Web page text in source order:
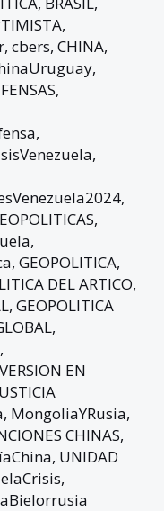
,
,cbers,CHINA,
,
,
,
,
,
,
,
,GEOPOLITICA,
DEL ARTICO,
,GEOPOLITICA
,
,
EN
, MongoliaYRusia,
CHINAS,
, UNIDAD
,